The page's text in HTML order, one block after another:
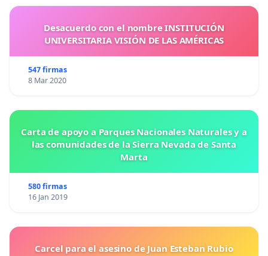
Desacuerdo con el nombre INSTITUCIÓN
UNIVERSITARIA VISIÓN DE LAS AMÉRICAS
547 firmas
8 Mar 2020
Carta de apoyo a Parques Nacionales Naturales y a
las comunidades de la Sierra Nevada de Santa
Marta
580 firmas
16 Jan 2019
Carcel para el asesino de Juan Esteban Rubio